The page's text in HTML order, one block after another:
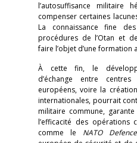
l’autosuffisance militaire
compenser certaines
La connaissance fine
procédures de l’Otan et
faire l’objet d’une formation
À cette fin, le
d’échange entre
européens, voire la
internationales, pourrait
militaire commune,
l’efficacité des opérations
comme le NATO